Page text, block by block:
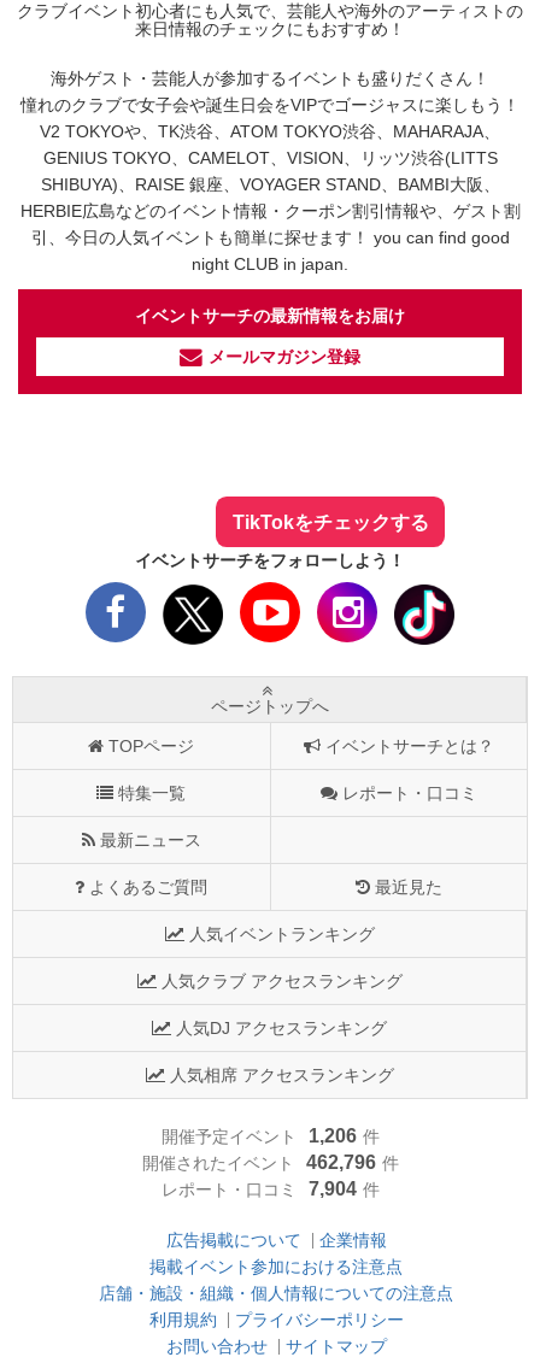
クラブイベント初心者にも人気で、芸能人や海外のアーティストの
来日情報のチェックにもおすすめ！
海外ゲスト・芸能人が参加するイベントも盛りだくさん！
憧れのクラブで女子会や誕生日会をVIPでゴージャスに楽しもう！
V2 TOKYOや、TK渋谷、ATOM TOKYO渋谷、MAHARAJA、
GENIUS TOKYO、CAMELOT、VISION、リッツ渋谷(LITTS
SHIBUYA)、RAISE 銀座、VOYAGER STAND、BAMBI大阪、
HERBIE広島などのイベント情報・クーポン割引情報や、ゲスト割
引、今日の人気イベントも簡単に探せます！ you can find good
night CLUB in japan.
イベントサーチの最新情報をお届け
メールマガジン登録
TikTokをチェックする
イベントサーチをフォローしよう！
ページトップへ
TOPページ イベントサーチとは？
特集一覧 レポート・口コミ
最新ニュース
よくあるご質問 最近見た
人気イベントランキング
人気クラブ アクセスランキング
人気DJ アクセスランキング
人気相席 アクセスランキング
開催予定イベント 1,206 件
開催されたイベント
462,796 件
レポート・口コミ
7,904 件
広告掲載について
企業情報
掲載イベント参加における注意点
店舗・施設・組織・個人情報についての注意点
利用規約
プライバシーポリシー
お問い合わせ
サイトマップ